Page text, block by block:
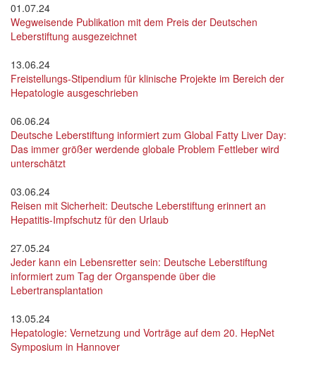
01.07.24
Wegweisende Publikation mit dem Preis der Deutschen
Leberstiftung ausgezeichnet
13.06.24
Freistellungs-Stipendium für klinische Projekte im Bereich der
Hepatologie ausgeschrieben
06.06.24
Deutsche Leberstiftung informiert zum Global Fatty Liver Day:
Das immer größer werdende globale Problem Fettleber wird
unterschätzt
03.06.24
Reisen mit Sicherheit: Deutsche Leberstiftung erinnert an
Hepatitis-Impfschutz für den Urlaub
27.05.24
Jeder kann ein Lebensretter sein: Deutsche Leberstiftung
informiert zum Tag der Organspende über die
Lebertransplantation
13.05.24
Hepatologie: Vernetzung und Vorträge auf dem 20. HepNet
Symposium in Hannover